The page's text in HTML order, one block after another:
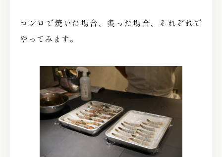
コンロで焼いた場合、炙った場合、それぞれで
やってみます。